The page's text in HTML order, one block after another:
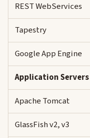
REST WebServices
Tapestry
Google App Engine
Application Servers
Apache Tomcat
GlassFish v2, v3